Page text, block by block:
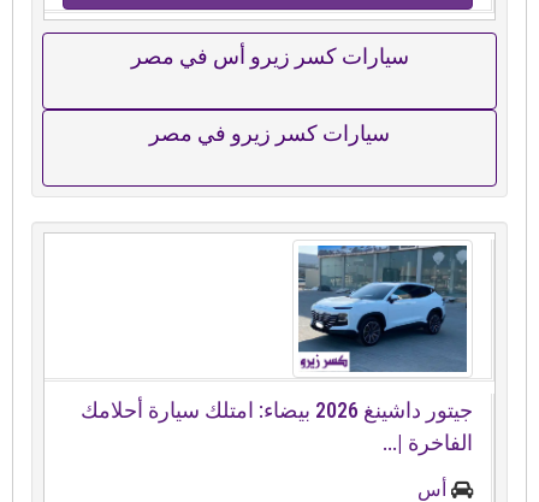
سيارات كسر زيرو أس في مصر
سيارات كسر زيرو في مصر
جيتور داشينغ 2026 بيضاء: امتلك سيارة أحلامك
الفاخرة |...
أس